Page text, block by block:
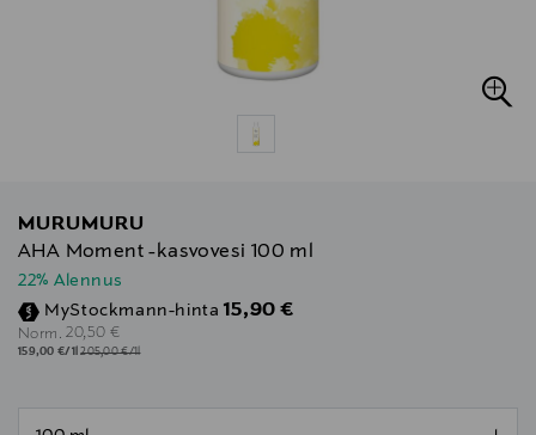
MURUMURU
AHA Moment -kasvovesi 100 ml
22% Alennus
MyStockmann-hinta Discounted Price
15,90 €
Norm. Original Price
20,50 €
159,00 €/1l205,00 €/1l
null